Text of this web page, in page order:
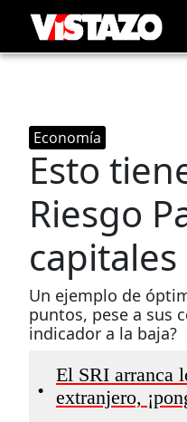
Economía
Esto
Riesgo
capitales
Un ejemplo de
puntos, pese a sus
indicador a la baja?
•
El SRI arranca
extranjero,